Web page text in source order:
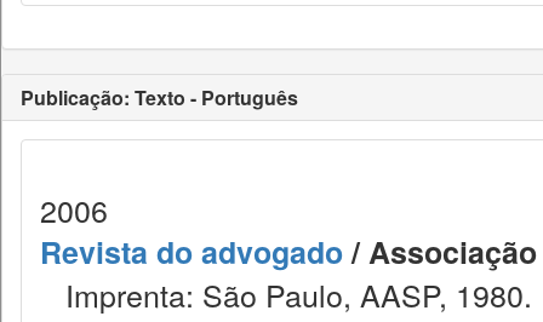
Publicação: Texto - Português
2006
Revista do advogado/
Imprenta: São Paulo, AASP, 1980.